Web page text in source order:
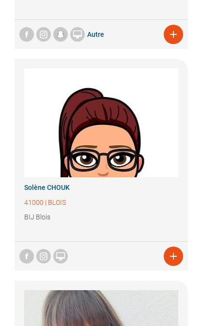
 Autre 
Solène CHOUK
41000 | BLOIS
BIJ Blois
 